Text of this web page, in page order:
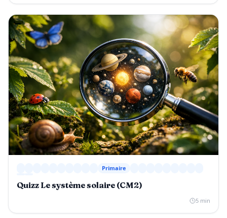
Primaire
Quizz Le système solaire (CM2)
5 min